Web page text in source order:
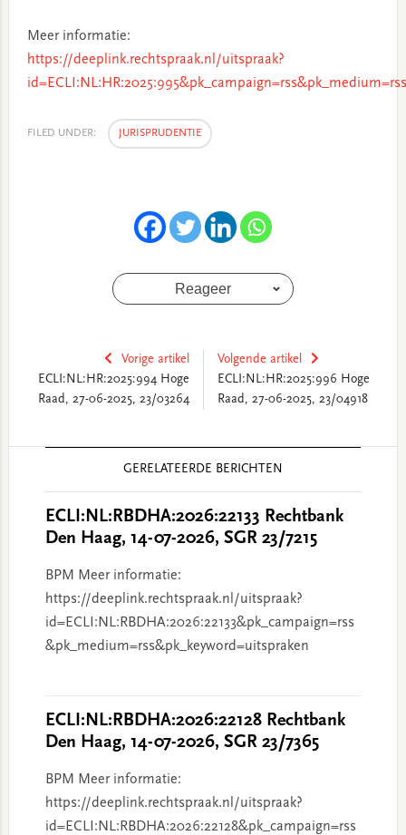
Meer informatie:
https://deeplink.rechtspraak.nl/uitspraak?
FILED UNDER: JURISPRUDENTIE
Reageer
Vorige artikel
ECLI:NL:HR:2025:994 Hoge
Raad, 27-06-2025, 23/03264
Volgende artikel
ECLI:NL:HR:2025:996 Hoge
Raad, 27-06-2025, 23/04918
GERELATEERDE BERICHTEN
ECLI:NL:RBDHA:2026:22133 Rechtbank
Den Haag, 14-07-2026, SGR 23/7215
BPM Meer informatie:
https://deeplink.rechtspraak.nl/uitspraak?
id=ECLI:NL:RBDHA:2026:22133&pk_campaign=rss
&pk_medium=rss&pk_keyword=uitspraken
ECLI:NL:RBDHA:2026:22128 Rechtbank
Den Haag, 14-07-2026, SGR 23/7365
BPM Meer informatie:
https://deeplink.rechtspraak.nl/uitspraak?
id=ECLI:NL:RBDHA:2026:22128&pk_campaign=rss